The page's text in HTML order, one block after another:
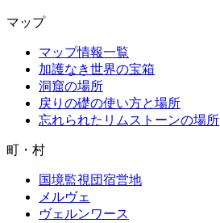
マップ
マップ情報一覧
加護なき世界の宝箱
洞窟の場所
戻りの礎の使い方と場所
忘れられたリムストーンの場所
町・村
国境監視団宿営地
メルヴェ
ヴェルンワース